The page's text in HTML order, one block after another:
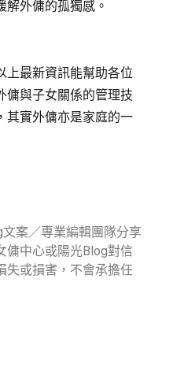
解外傭的孤獨感。
上最新資訊能幫助各位
傭與子女關係的管理技
其實外傭亦是家庭的一
案／專業編輯團隊分享
傭中心或陽光Blog對信
失或損害，不會承擔任